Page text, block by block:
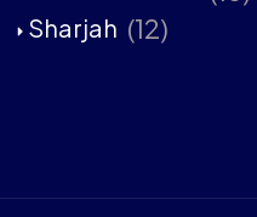
Sharjah (12)